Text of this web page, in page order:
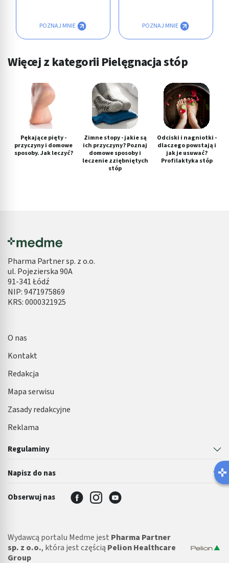
POZNAJ MNIE POZNAJ MNIE
Więcej z kategorii Pielęgnacja stóp
Pękające pięty -
przyczyny i domowe
sposoby. Jak leczyć?
Zimne stopy - jakie są
ich przyczyny? Poznaj
domowe sposoby i
leczenie zziębniętych
stóp
Odciski i nagniotki -
dlaczego powstają i
jak je usuwać?
Profilaktyka stóp
Pharma Partner sp. z o.o.
ul. Pojezierska 90A
91-341 Łódź
NIP: 9471975869
KRS: 0000321925
Regulaminy
Napisz do nas
O nas
Kontakt
Redakcja
Mapa serwisu
Zasady redakcyjne
Reklama
Obserwuj nas
Wydawcą portalu Medme jest Pharma Partner
sp. z o.o., która jest częścią Pelion Healthcare
Group